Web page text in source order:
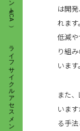
ライフサイクルアセスメント（LCA）
は開
れま
低減
り組
います。
また
いま
る手